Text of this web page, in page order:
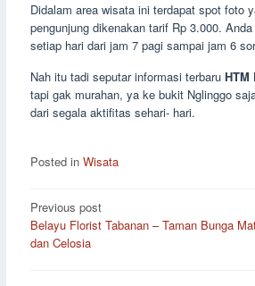
Didalam area wisata ini terdapat spot foto
pengunjung dikenakan tarif Rp 3.000.
setiap hari dari jam 7 pagi sampai jam 6
Nah itu tadi seputar informasi terbaru HTM
tapi gak murahan, ya ke bukit Nglinggo
dari segala aktifitas sehari- hari.
Posted in Wisata
Post
navigation
Previous post
Belayu Florist Tabanan – Taman Bunga
dan Celosia